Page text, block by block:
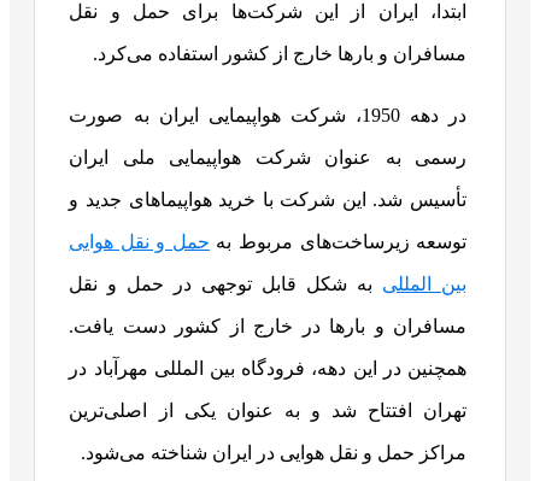
ابتدا، ایران از این شرکت‌ها برای حمل و نقل
مسافران و بارها خارج از کشور استفاده می‌کرد.
در دهه 1950، شرکت هواپیمایی ایران به صورت
رسمی به عنوان شرکت هواپیمایی ملی ایران
تأسیس شد. این شرکت با خرید هواپیماهای جدید و
توسعه زیرساخت‌های مربوط به حمل و نقل هوایی
بین المللی به شکل قابل توجهی در حمل و نقل
مسافران و بارها در خارج از کشور دست یافت.
همچنین در این دهه، فرودگاه بین المللی مهرآباد در
تهران افتتاح شد و به عنوان یکی از اصلی‌ترین
مراکز حمل و نقل هوایی در ایران شناخته می‌شود.